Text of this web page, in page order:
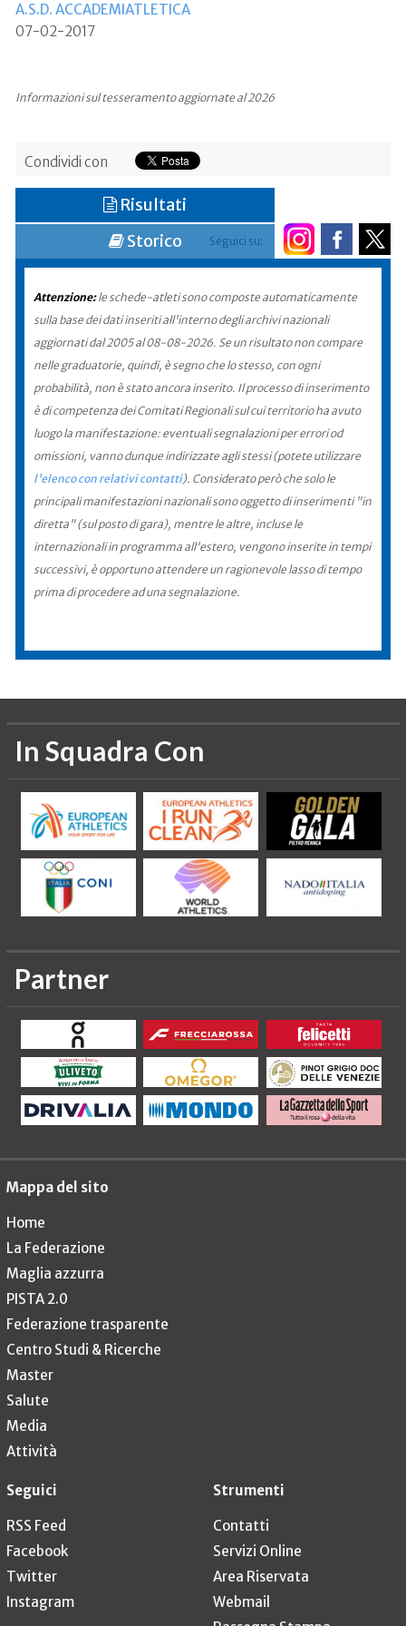
A.S.D. ACCADEMIATLETICA
07-02-2017
Informazioni sul tesseramento aggiornate al 2026
Condividi con
Seguici su:
Risultati
Storico
Attenzione:le schede-atleti sono composte automaticamente
sulla base dei dati inseriti all'interno degli archivi nazionali
aggiornati dal 2005 al 08-08-2026. Se un risultato non compare
nelle graduatorie, quindi, è segno che lo stesso, con ogni
probabilità, non è stato ancora inserito. Il processo di inserimento
è di competenza dei Comitati Regionali sul cui territorio ha avuto
luogo la manifestazione: eventuali segnalazioni per errori od
omissioni, vanno dunque indirizzate agli stessi (potete utilizzare
l'elenco con relativi contatti). Considerato però che solo le
principali manifestazioni nazionali sono oggetto di inserimenti "in
diretta" (sul posto di gara), mentre le altre, incluse le
internazionali in programma all'estero, vengono inserite in tempi
successivi, è opportuno attendere un ragionevole lasso di tempo
prima di procedere ad una segnalazione.
In Squadra Con
Partner
Mappa del sito
Home
La Federazione
Maglia azzurra
PISTA 2.0
Federazione trasparente
Centro Studi & Ricerche
Master
Salute
Media
Attività
Seguici
RSS Feed
Facebook
Twitter
Instagram
Strumenti
Contatti
Servizi Online
Area Riservata
Webmail